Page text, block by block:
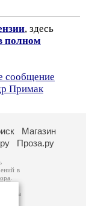
, здесь
полном
сообщение
Примак
Магазин
Проза.ру
в